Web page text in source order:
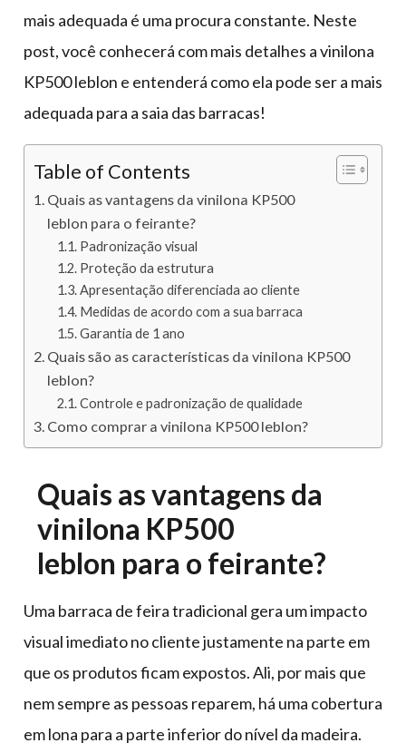
mais adequada é uma procura constante. Neste
post, você conhecerá com mais detalhes a vinilona
KP500 leblon e entenderá como ela pode ser a mais
adequada para a saia das barracas!
Table of Contents
Quais as vantagens da vinilona KP500
leblon para o feirante?
Padronização visual
Proteção da estrutura
Apresentação diferenciada ao cliente
Medidas de acordo com a sua barraca
Garantia de 1 ano
Quais são as características da vinilona KP500
leblon?
Controle e padronização de qualidade
Como comprar a vinilona KP500 leblon?
Quais as vantagens da
vinilona KP500
leblon para o feirante?
Uma barraca de feira tradicional gera um impacto
visual imediato no cliente justamente na parte em
que os produtos ficam expostos. Ali, por mais que
nem sempre as pessoas reparem, há uma cobertura
em lona para a parte inferior do nível da madeira.